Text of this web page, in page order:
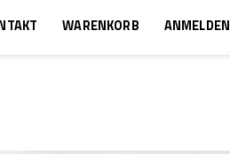
WARENKORB ANMELDEN